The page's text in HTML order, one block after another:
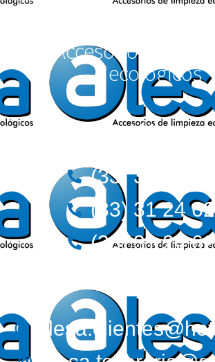
Accesorios de
ecológicos
Teléfonos:
(33) 36 12 72
(33) 31 24
(33) 31 24